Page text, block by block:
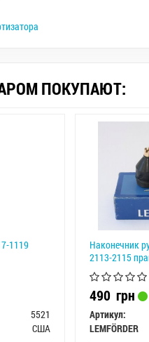
ПОКУПАЮТ:
1119
5521
США
Наконечник
2113-2115
490 грн
Артикул:
LEMFÖRDER